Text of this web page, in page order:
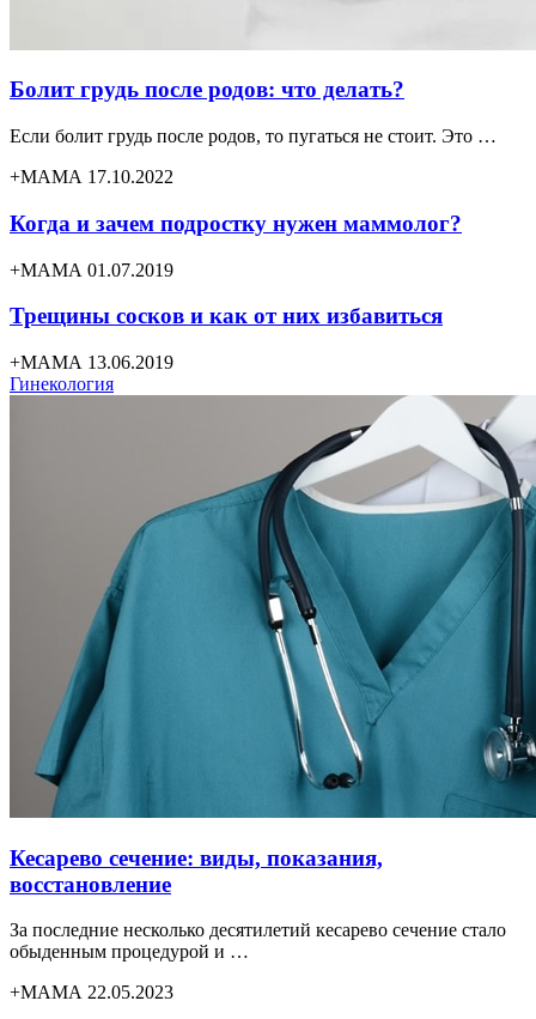
Болит грудь после родов: что делать?
Если болит грудь после родов, то пугаться не стоит. Это …
+МАМА 17.10.2022
Когда и зачем подростку нужен маммолог?
+МАМА 01.07.2019
Трещины сосков и как от них избавиться
+МАМА 13.06.2019
Гинекология
Кесарево сечение: виды, показания,
восстановление
За последние несколько десятилетий кесарево сечение стало
обыденным процедурой и …
+МАМА 22.05.2023